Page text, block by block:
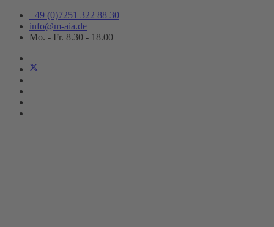
+49 (0)7251 322 88 30
info@m-aia.de
Mo. - Fr. 8.30 - 18.00